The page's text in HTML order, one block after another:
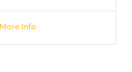
More Info